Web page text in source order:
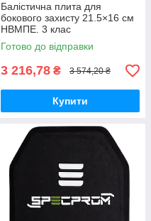
Балістична плита для
бокового захисту 21.5×16 см
НВМПЕ. 3 клас
Готово до відправки
3 216,78 ₴ 3 574,20 ₴
Купити